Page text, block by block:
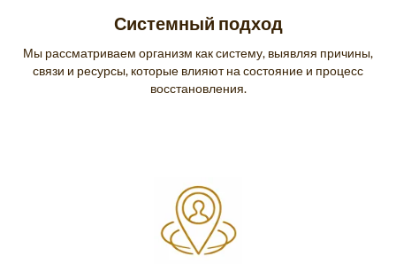
Системный подход
Мы рассматриваем организм как систему, выявляя причины,
связи и ресурсы, которые влияют на состояние и процесс
восстановления.